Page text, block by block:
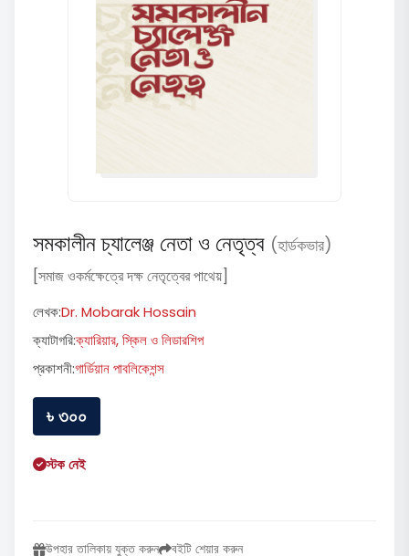
সমকালীন চ্যালেঞ্জ নেতা ও নেতৃত্ব (হার্ডকভার)
[সমাজ ওকর্মক্ষেত্রে দক্ষ নেতৃত্বের পাথেয়]
লেখক:Dr. Mobarak Hossain
ক্যাটাগরি:ক্যারিয়ার, স্কিল ও লিডারশিপ
প্রকাশনী:গার্ডিয়ান পাবলিকেশন্স
৳ ৩০০
স্টক নেই
উপহার তালিকায় যুক্ত করুন বইটি শেয়ার করুন